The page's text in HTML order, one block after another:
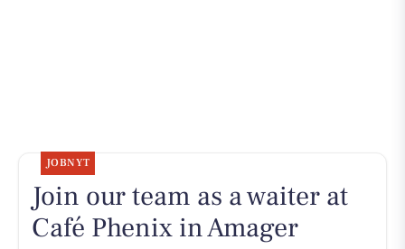
JOBNYT
Join our team as a waiter at
Café Phenix in Amager